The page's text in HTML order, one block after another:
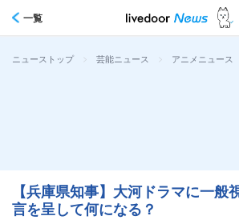
一覧
ニューストップ > 芸能ニュース > アニメニュース
【兵庫県知事】大河ドラマに一般
言を呈して何になる？